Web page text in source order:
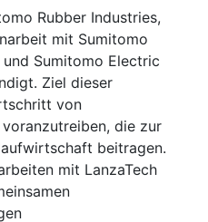
Rubber Industries,
mit Sumitomo
Sumitomo Electric
Ziel dieser
von
die zur
beitragen.
mit LanzaTech